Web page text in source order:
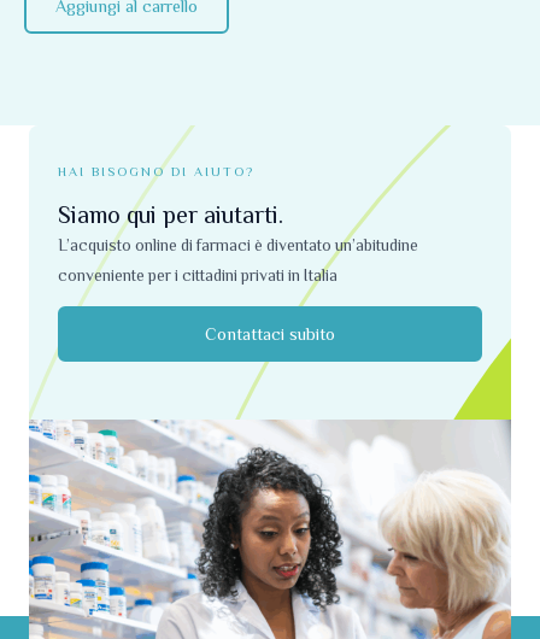
Aggiungi al carrello
HAI BISOGNO DI AIUTO?
Siamo qui per aiutarti.
L’acquisto online di farmaci è diventato un’abitudine
conveniente per i cittadini privati ​​in Italia
Contattaci subito